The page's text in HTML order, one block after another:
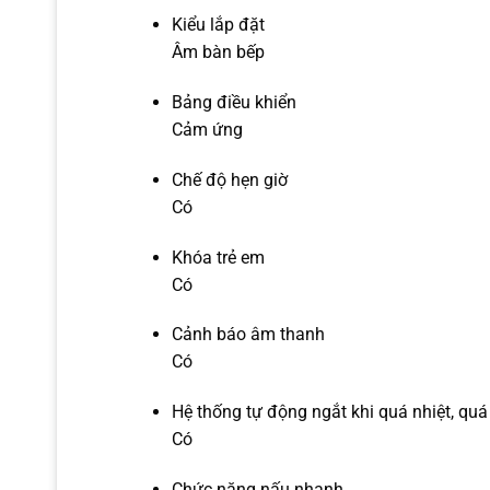
Kiểu lắp đặt
Âm bàn bếp
Bảng điều khiển
Cảm ứng
Chế độ hẹn giờ
Có
Khóa trẻ em
Có
Cảnh báo âm thanh
Có
Hệ thống tự động ngắt khi quá nhiệt,
Có